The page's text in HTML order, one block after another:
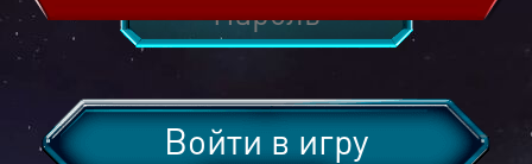
Войти в игру